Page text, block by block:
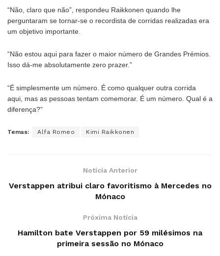
“Não, claro que não”, respondeu Raikkonen quando lhe
perguntaram se tornar-se o recordista de corridas realizadas era
um objetivo importante.
“Não estou aqui para fazer o maior número de Grandes Prémios.
Isso dá-me absolutamente zero prazer.”
“É simplesmente um número. É como qualquer outra corrida
aqui, mas as pessoas tentam comemorar. É um número. Qual é a
diferença?”
Temas: Alfa Romeo Kimi Raikkonen
Notícia Anterior
Verstappen atribui claro favoritismo à Mercedes no
Mónaco
Próxima Notícia
Hamilton bate Verstappen por 59 milésimos na
primeira sessão no Mónaco